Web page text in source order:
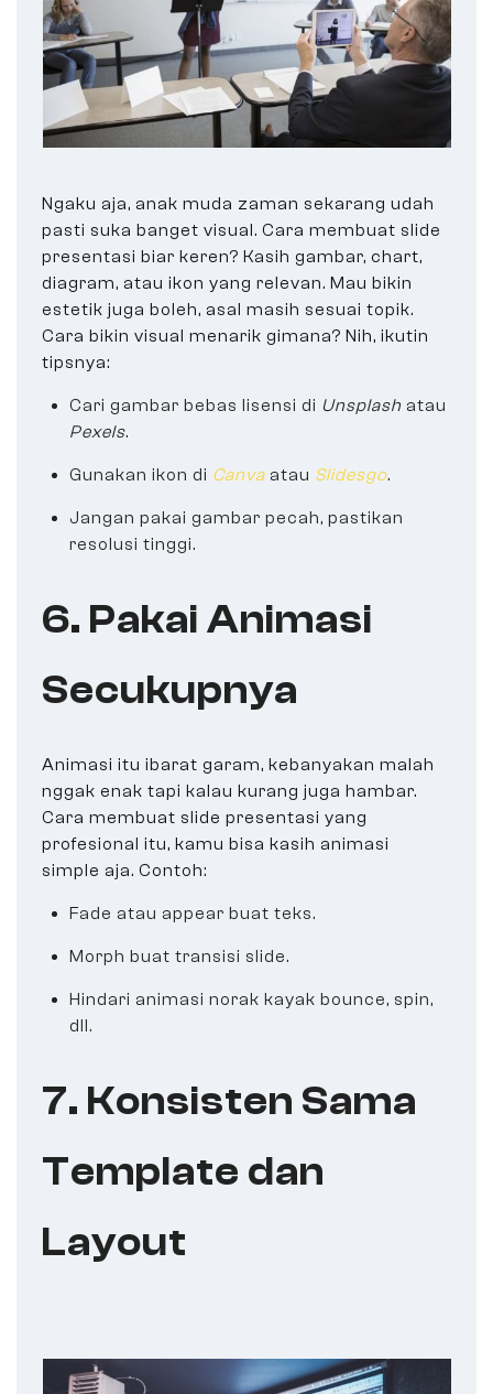
Ngaku aja, anak muda zaman sekarang udah
pasti suka banget visual. Cara membuat slide
presentasi biar keren? Kasih gambar, chart,
diagram, atau ikon yang relevan. Mau bikin
estetik juga boleh, asal masih sesuai topik.
Cara bikin visual menarik gimana? Nih, ikutin
tipsnya:
Cari gambar bebas lisensi di Unsplash atau
Pexels.
Gunakan ikon di Canva atau Slidesgo.
Jangan pakai gambar pecah, pastikan
resolusi tinggi.
6. Pakai Animasi
Secukupnya
Animasi itu ibarat garam, kebanyakan malah
nggak enak tapi kalau kurang juga hambar.
Cara membuat slide presentasi yang
profesional itu, kamu bisa kasih animasi
simple aja. Contoh:
Fade atau appear buat teks.
Morph buat transisi slide.
Hindari animasi norak kayak bounce, spin,
dll.
7. Konsisten Sama
Template dan
Layout